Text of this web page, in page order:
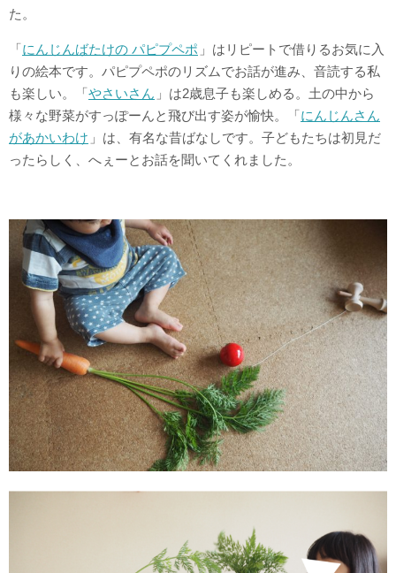
た。
「にんじんばたけの パピプペポ 」はリピートで借りるお気に入
りの絵本です。パピプペポのリズムでお話が進み、音読する私
も楽しい。「やさいさん 」は2歳息子も楽しめる。土の中から
様々な野菜がすっぽーんと飛び出す姿が愉快。「にんじんさん
があかいわけ 」は、有名な昔ばなしです。子どもたちは初見だ
ったらしく、へぇーとお話を聞いてくれました。